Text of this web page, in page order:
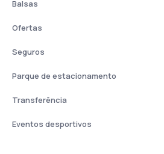
Balsas
Ofertas
Seguros
Parque de estacionamento
Transferência
Eventos desportivos